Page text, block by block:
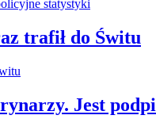
trafił do Świtu
Jest